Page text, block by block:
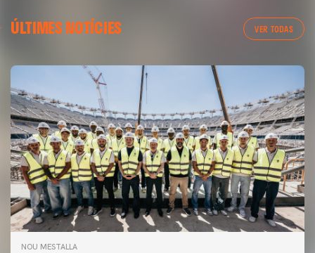
ÚLTIMES NOTÍCIES VER TODAS
NOU MESTALLA